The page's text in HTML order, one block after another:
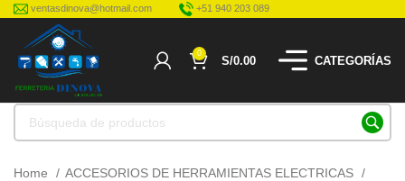
ventasdinova@hotmail.com +51 940 203 089
0
S/0.00 CATEGORÍAS
Home
ACCESORIOS DE HERRAMIENTAS ELECTRICAS